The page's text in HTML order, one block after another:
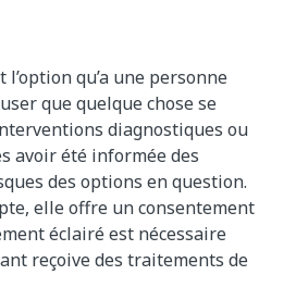
qu’a une personne
que quelque chose se
diagnostiques ou
avoir été informée des
des options en question.
elle offre un consentement
éclairé est nécessaire
reçoive des traitements de